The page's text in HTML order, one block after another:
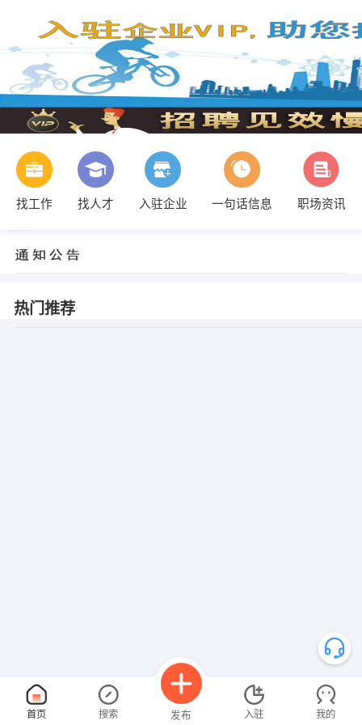
找工作 找人才 入驻企业 一句话信息 职场资讯
热门推荐
首页 搜索 发布 入驻 我的